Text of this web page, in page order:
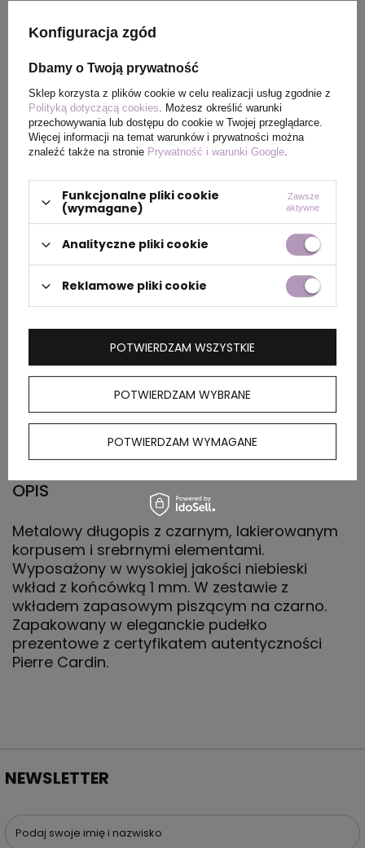
Kraj
pochodzenia
Rozmiar
produktu
1,1 x 13,7 cm
Rozmiar 1,1 x 13,7 cm
produktu
(kg)
0,07
Ilość szt. w
dużym
opakowaniu
zbiorczym
20
Wymiary
opakowania
zbiorczego
17,5 x 5,5 x 3,5
OPIS
Metalowy długopis z czarnym, lakierowanym
korpusem i srebrnymi elementami.
Wyposażony w wysokiej jakości niebieski
wkład z końcówką 1 mm. W zestawie z
wkładem zapasowym piszącym na czarno.
Zapakowany w eleganckie pudełko
prezentowe z certyfikatem autentyczności
Pierre Cardin.
NEWSLETTER
Podaj swoje imię i nazwisko
Konfiguracja zgód
Dbamy o Twoją prywatność
Sklep korzysta z plików cookie w celu realizacji usług zgodnie z
Polityką dotyczącą cookies. Możesz określić warunki
przechowywania lub dostępu do cookie w Twojej przeglądarce.
Więcej informacji na temat warunków i prywatności można
znaleźć także na stronie Prywatność i warunki Google.
Funkcjonalne pliki cookie
(wymagane)
Zawsze
aktywne
Analityczne pliki cookie
Reklamowe pliki cookie
POTWIERDZAM WYBRANE
POTWIERDZAM WYMAGANE
POTWIERDZAM WSZYSTKIE